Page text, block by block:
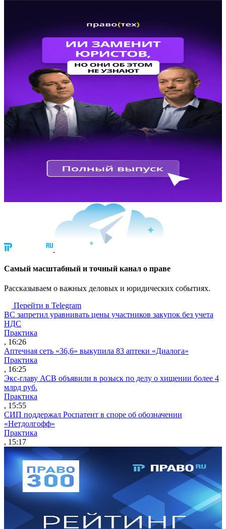
Cамый масштабный и точный канал о праве
Рассказываем о важных деловых и юридических событиях.
Перейти в Telegram
ВС запретил уравнивать цены участников закупок без учета
НДС
Практика
, 16:26
Аптечная сеть «36,6» выкупила 83 аптеки «Диалога»
Практика
, 16:25
Экс-главу АСВ объявили в розыск по делу о хищении более 4
млрд руб.
Практика
, 15:55
СИП поддержал Роспатент в споре об обозначении
«Нетдолгофф»
Практика
, 15:17